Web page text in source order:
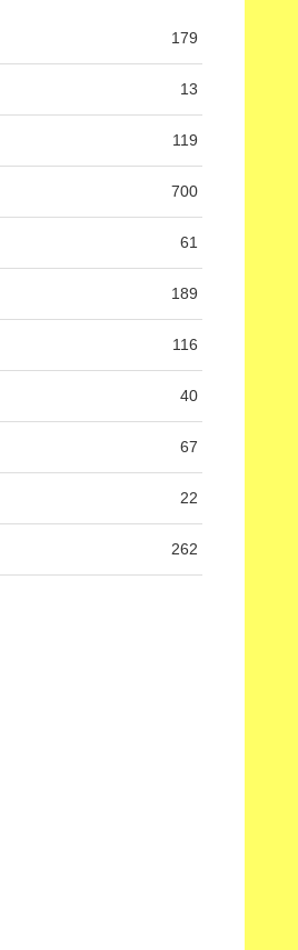
179
13
119
700
61
189
116
40
67
22
262